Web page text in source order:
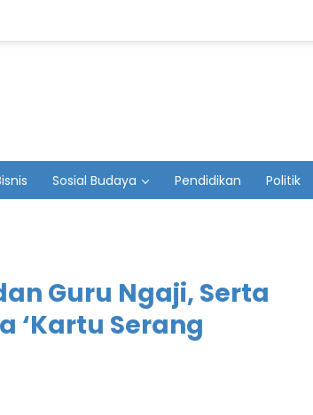
Sosial Budaya Pendidikan Politik
Guru Ngaji, Serta
‘Kartu Serang